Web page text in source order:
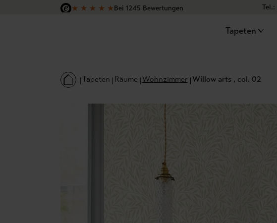
Hauptinhalt springen
Zur Suche springen
Zur Hauptnavigation springen
★ ★ ★ ★ ★Bei 1245 Bewertungen
Tel.:
Tapeten
Tapeten Räume Wohnzimmer Willow arts , col. 02